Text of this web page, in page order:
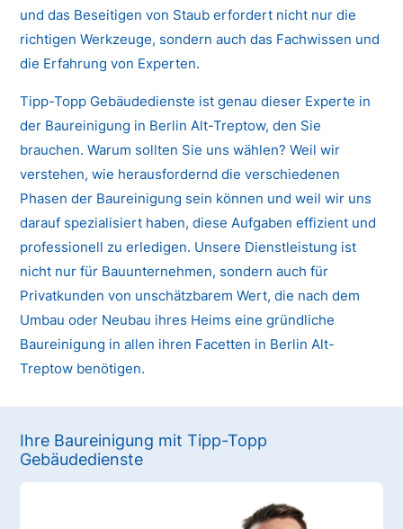
und das Beseitigen von Staub erfordert nicht nur die
richtigen Werkzeuge, sondern auch das Fachwissen und
die Erfahrung von Experten.
Tipp-Topp Gebäudedienste ist genau dieser Experte in
der Baureinigung in Berlin Alt-Treptow, den Sie
brauchen. Warum sollten Sie uns wählen? Weil wir
verstehen, wie herausfordernd die verschiedenen
Phasen der Baureinigung sein können und weil wir uns
darauf spezialisiert haben, diese Aufgaben effizient und
professionell zu erledigen. Unsere Dienstleistung ist
nicht nur für Bauunternehmen, sondern auch für
Privatkunden von unschätzbarem Wert, die nach dem
Umbau oder Neubau ihres Heims eine gründliche
Baureinigung in allen ihren Facetten in Berlin Alt-
Treptow benötigen.
Ihre Baureinigung mit Tipp-Topp
Gebäudedienste